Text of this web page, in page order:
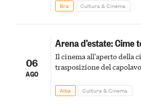
Bra Cultura & Cinema
06
AGO
Arena d’estate: Cime
Il cinema all'aperto della
trasposizione del
Alba Cultura & Cinema